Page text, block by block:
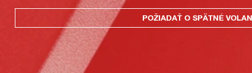
POŽIADAŤ O SPÄTNÉ